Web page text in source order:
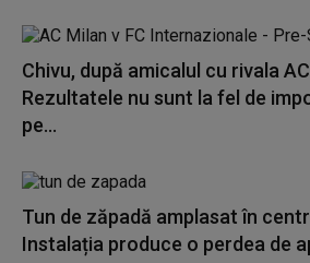
Chivu, după amicalul cu rivala
Rezultatele nu sunt la fel de
pe...
Tun de zăpadă amplasat în
Instalația produce o perdea de